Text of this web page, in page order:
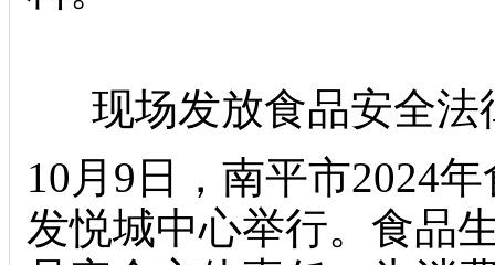
现场发放食品安全
10月9日，南平市2024
发悦城中心举行。食品